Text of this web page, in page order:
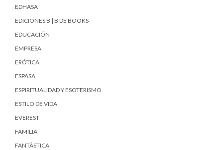
EDHASA
EDICIONES B | B DE BOOKS
EDUCACIÓN
EMPRESA
ERÓTICA
ESPASA
ESPIRITUALIDAD Y ESOTERISMO
ESTILO DE VIDA
EVEREST
FAMILIA
FANTÁSTICA